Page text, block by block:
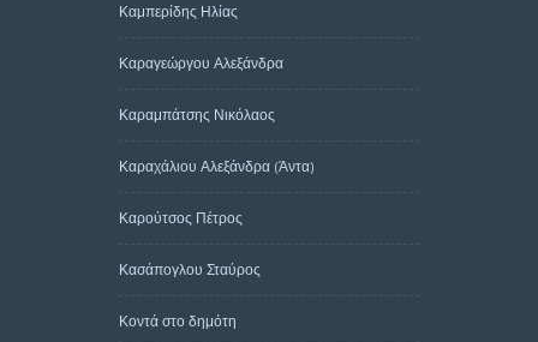
Καμπερίδης Ηλίας
Καραγεώργου Αλεξάνδρα
Καραμπάτσης Νικόλαος
Καραχάλιου Αλεξάνδρα (Άντα)
Καρούτσος Πέτρος
Κασάπογλου Σταύρος
Κοντά στο δημότη